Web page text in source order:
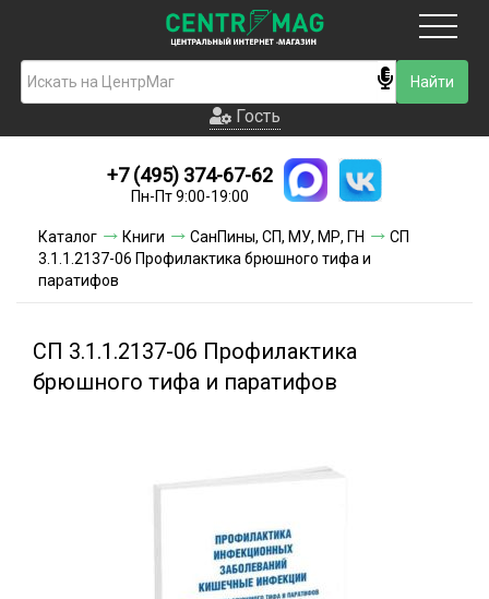
Гость
Новинки
Условия доставки
Акции и скидки
Гость
+7 (495) 374-67-62
Пн-Пт 9:00-19:00
Каталог Книги СанПины, СП, МУ, МР, ГН
СП
3.1.1.2137-06 Профилактика брюшного тифа и
паратифов
СП 3.1.1.2137-06 Профилактика
брюшного тифа и паратифов